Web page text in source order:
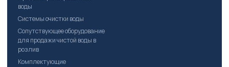
воды
Системы очистки воды
Сопутствующее оборудование
для продажи чистой воды в
розлив
Комплектующие